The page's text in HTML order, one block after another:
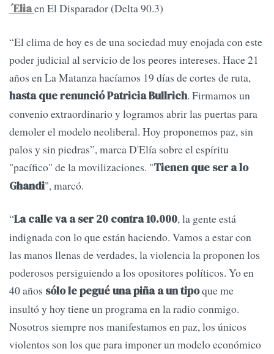
´Eliaen El Disparador (Delta 90.3)
“El clima de hoy es de una sociedad muy enojada con este
poder judicial al servicio de los peores intereses. Hace 21
años en La Matanza hacíamos 19 días de cortes de ruta,
hasta que renunció Patricia Bullrich. Firmamos un
convenio extraordinario y logramos abrir las puertas para
demoler el modelo neoliberal. Hoy proponemos paz, sin
palos y sin piedras”, marca D'Elía sobre el espíritu
"pacífico" de la movilizaciones. "Tienen que ser a lo
Ghandi", marcó.
“La calle va a ser 20 contra 10.000, la gente está
indignada con lo que están haciendo. Vamos a estar con
las manos llenas de verdades, la violencia la proponen los
poderosos persiguiendo a los opositores políticos. Yo en
40 años sólo le pegué una piña a un tipoque me
insultó y hoy tiene un programa en la radio conmigo.
Nosotros siempre nos manifestamos en paz, los únicos
violentos son los que para imponer un modelo económico